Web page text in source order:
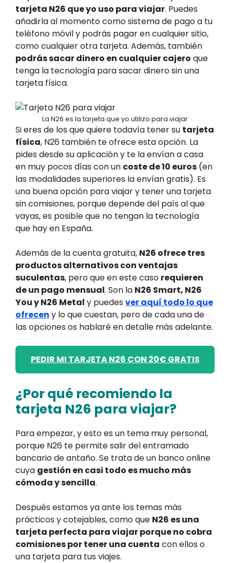
tarjeta N26 que yo uso para viajar. Puedes
añadirla al momento como sistema de pago a tu
teléfono móvil y podrás pagar en cualquier sitio,
como cualquier otra tarjeta. Además, también
podrás sacar dinero en cualquier cajero que
tenga la tecnología para sacar dinero sin una
tarjeta física.
La N26 es la tarjeta que yo utilizo para viajar
Si eres de los que quiere todavía tener su tarjeta
física, N26 también te ofrece esta opción. La
pides desde su aplicación y te la envían a casa
en muy pocos días con un coste de 10 euros (en
las modalidades superiores la envían gratis). Es
una buena opción para viajar y tener una tarjeta
sin comisiones, porque depende del país al que
vayas, es posible que no tengan la tecnología
que hay en España.
Además de la cuenta gratuita, N26 ofrece tres
productos alternativos con ventajas
suculentas, pero que en este caso requieren
de un pago mensual. Son la N26 Smart, N26
You y N26 Metal y puedes ver aquí todo lo que
ofrecen y lo que cuestan, pero de cada una de
las opciones os hablaré en detalle más adelante.
PEDIR MI TARJETA N26 CON 20€ GRATIS
¿Por qué recomiendo la
tarjeta N26 para viajar?
Para empezar, y esto es un tema muy personal,
porque N26 te permite salir del entramado
bancario de antaño. Se trata de un banco online
cuya gestión en casi todo es mucho más
cómoda y sencilla.
Después estamos ya ante los temas más
prácticos y cotejables, como que N26 es una
tarjeta perfecta para viajar porque no cobra
comisiones por tener una cuenta con ellos o
una tarjeta para tus viajes.